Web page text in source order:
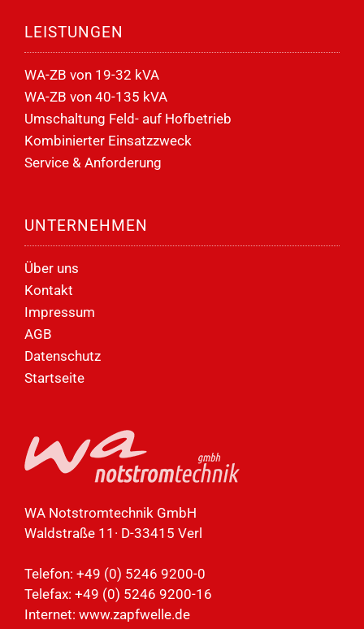
LEISTUNGEN
WA-ZB von 19-32 kVA
WA-ZB von 40-135 kVA
Umschaltung Feld- auf Hofbetrieb
Kombinierter Einsatzzweck
Service & Anforderung
UNTERNEHMEN
Über uns
Kontakt
Impressum
AGB
Datenschutz
Startseite
WA Notstromtechnik GmbH
Waldstraße 11· D-33415 Verl
Telefon: +49 (0) 5246 9200-0
Telefax: +49 (0) 5246 9200-16
Internet: www.zapfwelle.de